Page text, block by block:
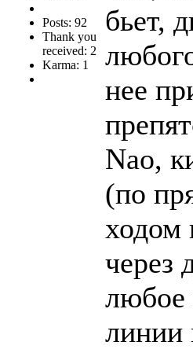
Posts: 92
Thank you
received: 2
Karma: 1
бьет,
нее
Nao,
(по
ходом
через
любое
линии